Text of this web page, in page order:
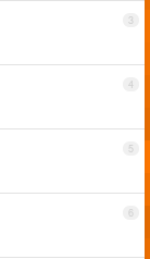
3
4
5
6